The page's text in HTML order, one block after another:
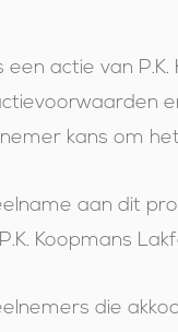
een actie van
kans om
aan dit
Koopmans
die